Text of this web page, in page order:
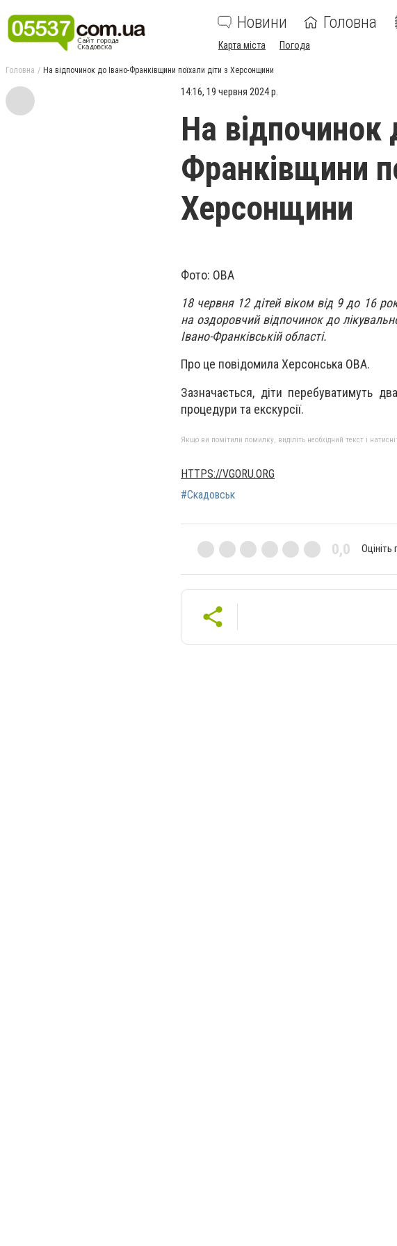
Новини Головна
Карта міста Погода
Головна На відпочинок до Івано-Франківщини поїхали діти з Херсонщини
14:16, 19 червня 2024 р.
На відпочинок
Франківщини
Херсонщини
Фото: ОВА
18 червня 12 дітей віком від 9 до 16
на оздоровчий відпочинок до
Івано-Франківській області.
Про це повідомила Херсонська ОВА.
Зазначається, діти перебуватимуть
процедури та екскурсії.
Якщо ви помітили помилку, виділіть необхідний текст і
HTTPS://VGORU.ORG
#Скадовськ
0,0